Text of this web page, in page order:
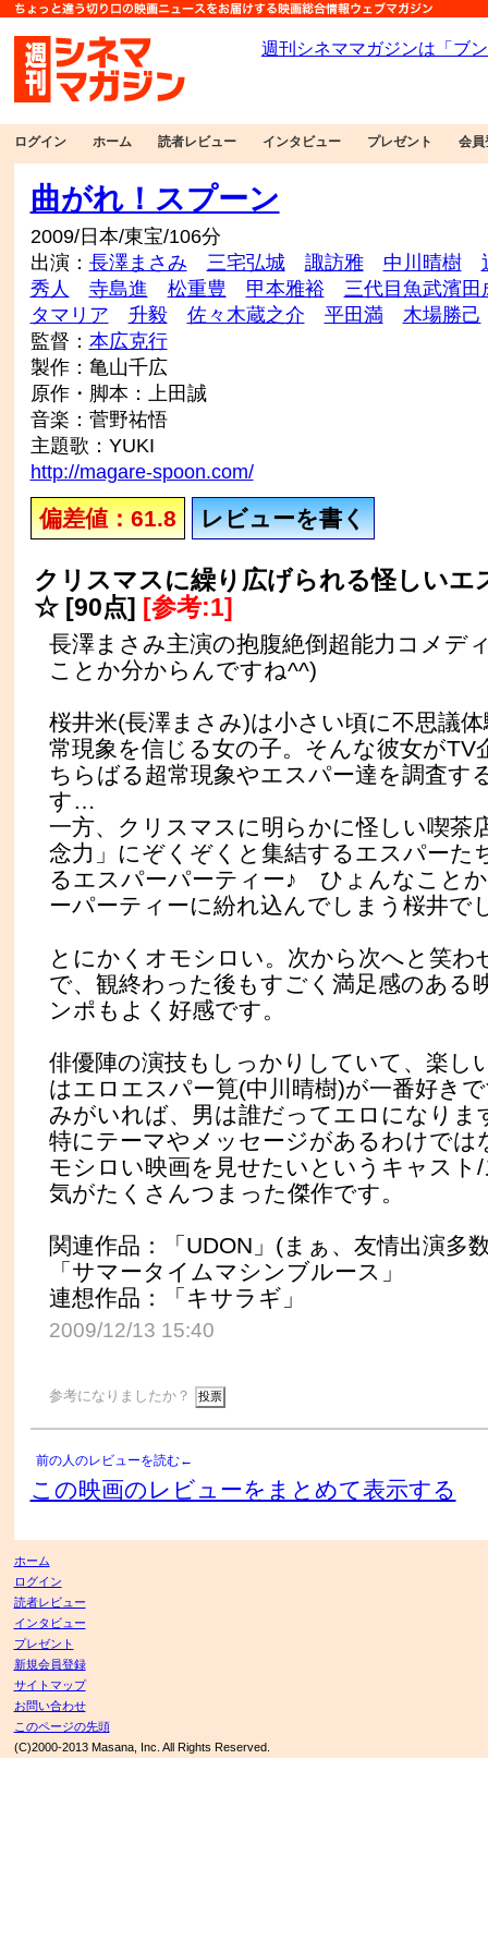
ログイン ホーム 読者レビュー インタビュー プレゼント 会員
曲がれ！スプーン
2009/日本/東宝/106分
出演： 長澤まさみ 三宅弘城 諏訪雅 中川晴樹
秀人
寺島進 松重豊 甲本雅裕
三代目魚武濱田
タマリア
升毅 佐々木蔵之介 平田満
木場勝己
監督： 本広克行
製作：亀山千広
原作・脚本：上田誠
音楽：菅野祐悟
主題歌：YUKI
http://magare-spoon.com/
偏差値：61.8 レビューを書く
クリスマスに繰り広げられる怪しいエ
☆ [90点] [参考:1]
長澤まさみ主演の抱腹絶倒超能力コメデ
ことか分からんですね^^)
桜井米(長澤まさみ)は小さい頃に不思議
常現象を信じる女の子。そんな彼女がTV
ちらばる超常現象やエスパー達を調査す
す…
一方、クリスマスに明らかに怪しい喫茶
念力」にぞくぞくと集結するエスパーた
るエスパーパーティー♪ ひょんなこと
ーパーティーに紛れ込んでしまう桜井で
とにかくオモシロい。次から次へと笑わ
で、観終わった後もすごく満足感のある
ンポもよく好感です。
俳優陣の演技もしっかりしていて、楽し
はエロエスパー筧(中川晴樹)が一番好き
みがいれば、男は誰だってエロになりま
特にテーマやメッセージがあるわけでは
モシロい映画を見せたいというキャスト
気がたくさんつまった傑作です。
関連作品：「UDON」(まぁ、友情出演多
「サマータイムマシンブルース」
連想作品：「キサラギ」
2009/12/13 15:40
参考になりましたか？
前の人のレビューを読む←
この映画のレビューをまとめて表示する
ホーム
ログイン
読者レビュー
インタビュー
プレゼント
新規会員登録
サイトマップ
お問い合わせ
このページの先頭
(C)2000-2013 Masana, Inc. All Rights Reserved.